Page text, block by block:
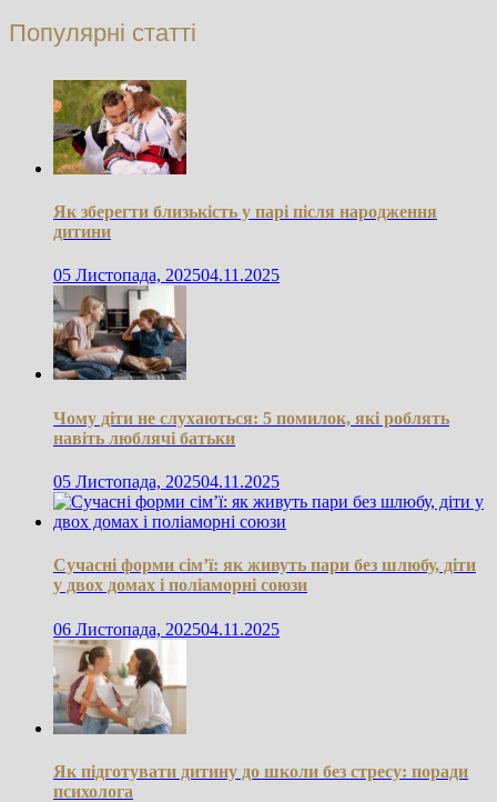
Популярні статті
Як зберегти близькість у парі після народження
дитини
05 Листопада, 202504.11.2025
Чому діти не слухаються: 5 помилок, які роблять
навіть люблячі батьки
05 Листопада, 202504.11.2025
Сучасні форми сім’ї: як живуть пари без шлюбу, діти
у двох домах і поліаморні союзи
06 Листопада, 202504.11.2025
Як підготувати дитину до школи без стресу: поради
психолога